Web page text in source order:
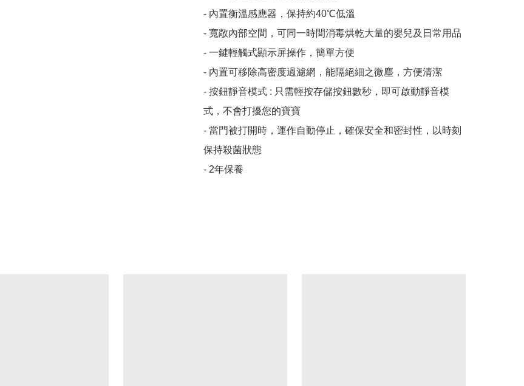
- 內置衡溫感應器，保持約40℃低溫
- 寬敞內部空間，可同一時間消毒烘乾大量的嬰兒及日常用品
- 一鍵輕觸式顯示屏操作，簡單方便
- 內置可移除高密度過濾網，能隔絕細之微塵，方便清潔
- 按鈕靜音模式 : 只需輕按存儲按鈕數秒，即可啟動靜音模
式，不會打擾您的寶寶
- 當門被打開時，運作自動停止，確保安全和密封性，以時刻
保持殺菌狀態
- 2年保養